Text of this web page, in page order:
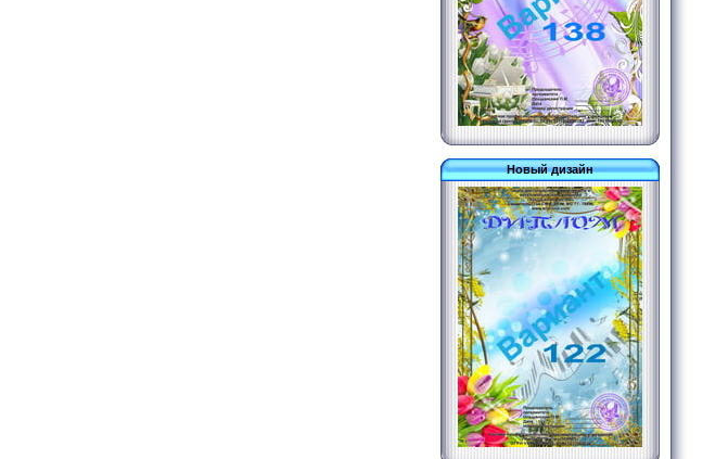
Новый дизайн